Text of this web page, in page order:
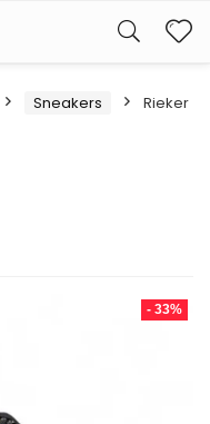
Sneakers
Rieker
- 33%